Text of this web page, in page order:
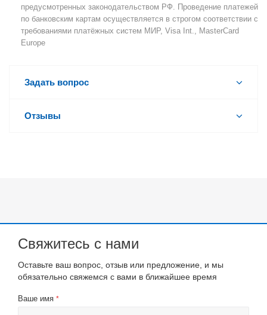
предусмотренных законодательством РФ. Проведение платежей
по банковским картам осуществляется в строгом соответствии с
требованиями платёжных систем МИР, Visa Int., MasterCard
Europe
Задать вопрос
Отзывы
Свяжитесь с нами
Оставьте ваш вопрос, отзыв или предложение, и мы
обязательно свяжемся с вами в ближайшее время
Ваше имя *